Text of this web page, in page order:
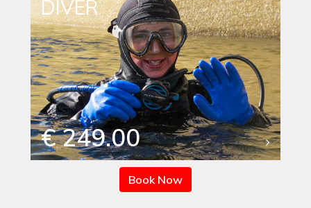
DIVER
€ 249.00
Book Now